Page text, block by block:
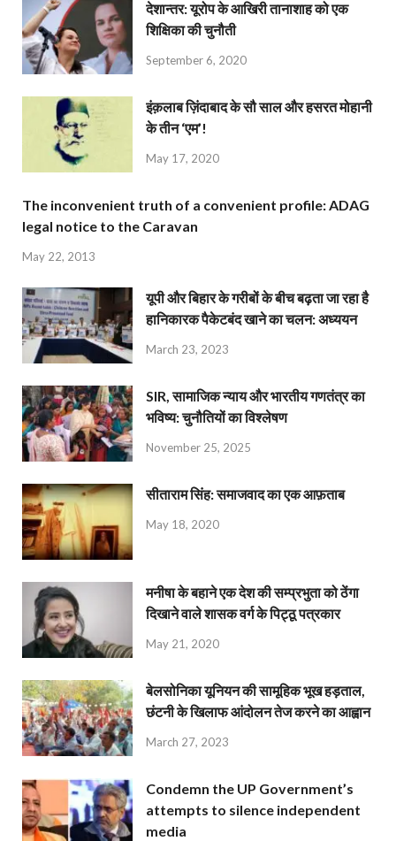
देशान्‍तर: यूरोप के आखिरी तानाशाह को एक
शिक्षिका की चुनौती
September 6, 2020
इंक़लाब ज़िंदाबाद के सौ साल और हसरत मोहानी
के तीन ‘एम’!
May 17, 2020
The inconvenient truth of a convenient profile: ADAG
legal notice to the Caravan
May 22, 2013
यूपी और बिहार के गरीबों के बीच बढ़ता जा रहा है
हानिकारक पैकेटबंद खाने का चलन: अध्ययन
March 23, 2023
SIR, सामाजिक न्याय और भारतीय गणतंत्र का
भविष्य: चुनौतियों का विश्लेषण
November 25, 2025
सीताराम सिंह: समाजवाद का एक आफ़ताब
May 18, 2020
मनीषा के बहाने एक देश की सम्प्रभुता को ठेंगा
दिखाने वाले शासक वर्ग के पिट्ठू पत्रकार
May 21, 2020
बेलसोनिका यूनियन की सामूहिक भूख हड़ताल,
छंटनी के खिलाफ आंदोलन तेज करने का आह्वान
March 27, 2023
Condemn the UP Government’s
attempts to silence independent
media